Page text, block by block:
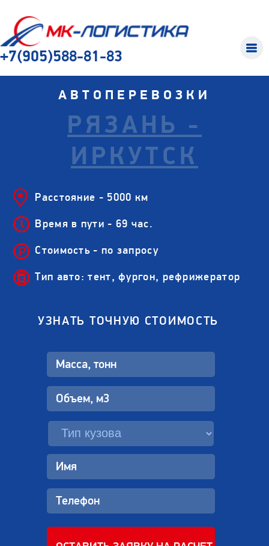
+7(905)588-81-83
АВТОПЕРЕВОЗКИ
РЯЗАНЬ -
ИРКУТСК
Расстояние - 5000 км
Время в пути - 69 час.
Стоимость - по запросу
Тип авто: тент, фургон, рефрижератор
УЗНАТЬ ТОЧНУЮ СТОИМОСТЬ